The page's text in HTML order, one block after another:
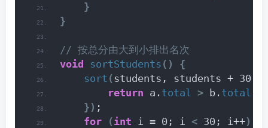
}
}
// 按总分由大到小排出名次
void
sortStudents ()
{
sort (students, students + 30,
return a. total > b. total
}) ;
for
(int i = 0; i < 30; i++)